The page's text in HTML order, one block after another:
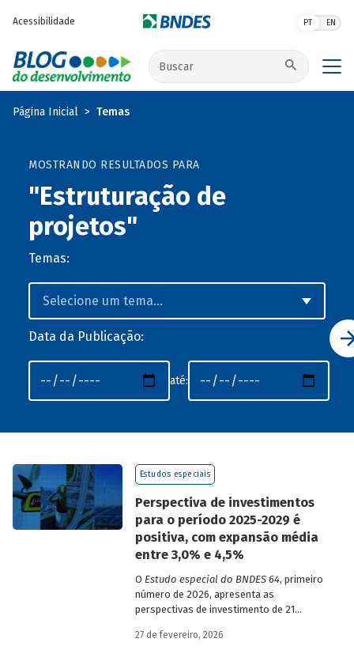
Acessibilidade PT EN
Buscar no site
Página Inicial Temas
MOSTRANDO RESULTADOS PARA
"Estruturação de
projetos"
Temas:
Data da Publicação:
até:
Estudos especiais
Perspectiva de investimentos
para o período 2025-2029 é
positiva, com expansão média
entre 3,0% e 4,5%
O Estudo especial do BNDES 64, primeiro
número de 2026, apresenta as
perspectivas de investimento de 21
período de 2025 a 2029.
27 de fevereiro, 2026